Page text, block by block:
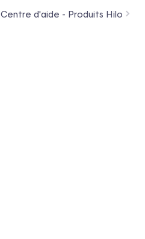
Centre d'aide - Produits Hilo